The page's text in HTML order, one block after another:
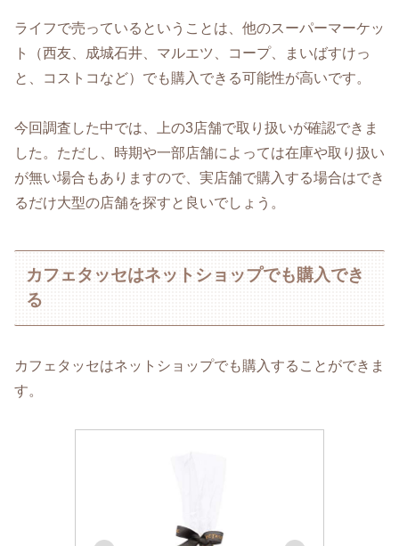
ライフで売っているということは、他のスーパーマーケッ
ト（西友、成城石井、マルエツ、コープ、まいばすけっ
と、コストコなど）でも購入できる可能性が高いです。
今回調査した中では、上の3店舗で取り扱いが確認できま
した。ただし、時期や一部店舗によっては在庫や取り扱い
が無い場合もありますので、実店舗で購入する場合はでき
るだけ大型の店舗を探すと良いでしょう。
カフェタッセはネットショップでも購入でき
る
カフェタッセはネットショップでも購入することができま
す。